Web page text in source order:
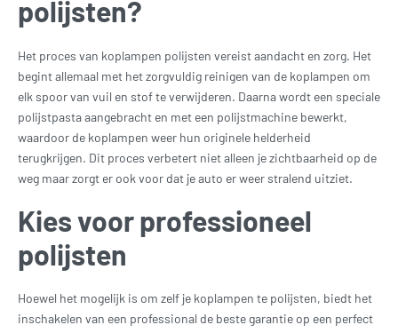
polijsten?
Het proces van koplampen polijsten vereist aandacht en zorg. Het
begint allemaal met het zorgvuldig reinigen van de koplampen om
elk spoor van vuil en stof te verwijderen. Daarna wordt een speciale
polijstpasta aangebracht en met een polijstmachine bewerkt,
waardoor de koplampen weer hun originele helderheid
terugkrijgen. Dit proces verbetert niet alleen je zichtbaarheid op de
weg maar zorgt er ook voor dat je auto er weer stralend uitziet.
Kies voor professioneel
polijsten
Hoewel het mogelijk is om zelf je koplampen te polijsten, biedt het
inschakelen van een professional de beste garantie op een perfect